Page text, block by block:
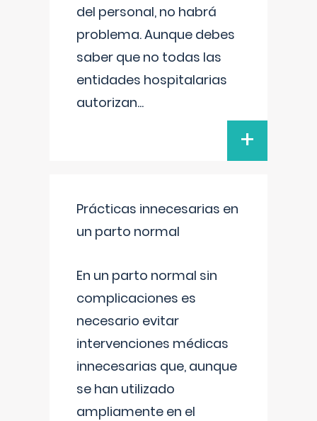
del personal, no habrá
problema. Aunque debes
saber que no todas las
entidades hospitalarias
autorizan...
+
Prácticas innecesarias en
un parto normal
En un parto normal sin
complicaciones es
necesario evitar
intervenciones médicas
innecesarias que, aunque
se han utilizado
ampliamente en el